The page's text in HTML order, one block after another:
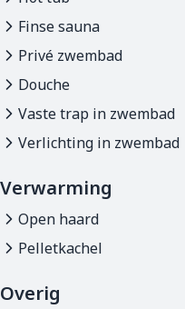
Finse sauna
Privé zwembad
Douche
Vaste trap in zwembad
Verlichting in zwembad
Verwarming
Open haard
Pelletkachel
Overig